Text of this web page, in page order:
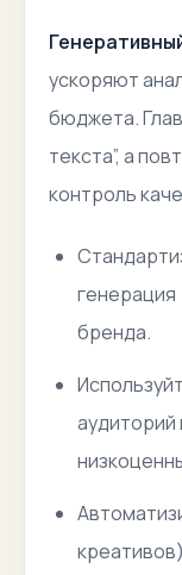
ускоряют
бюджета.
текста”, а
контроль
бренда.
аудиторий